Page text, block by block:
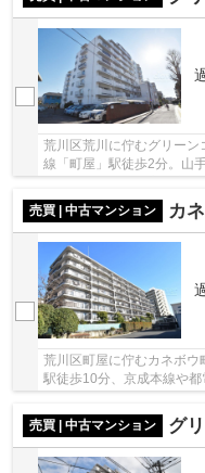
荒川区荒川に佇むグリーン
線「町屋」駅徒歩2分。山
売買 | 中古マンション
カ
荒川区町屋に佇むカネボウ
駅徒歩10分、京成本線や
院などがあり生活しやす
売買 | 中古マンション
グ